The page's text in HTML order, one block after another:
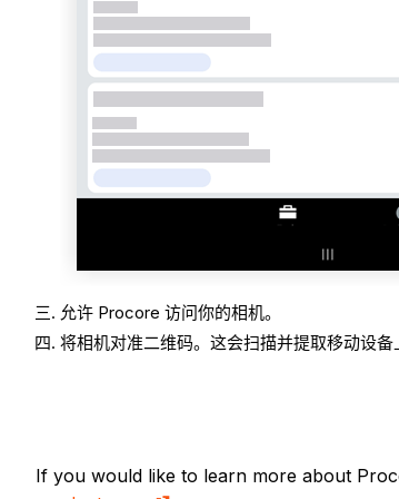
允许 Procore 访问你的相机。
将相机对准二维码。这会扫描并提取移动设备
If you would like to learn more about